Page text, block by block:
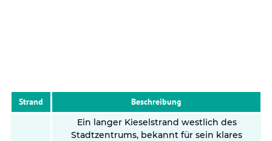
Strand Beschreibung
Ein langer Kieselstrand westlich des
Stadtzentrums, bekannt für sein klares